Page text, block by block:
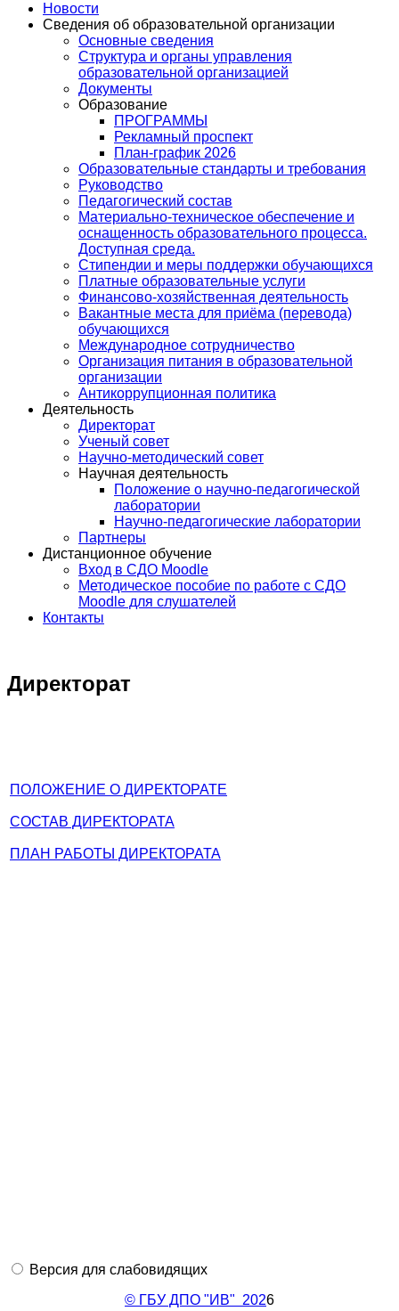
Новости
Сведения об образовательной организации
Основные сведения
Структура и органы управления
образовательной организацией
Документы
Образование
ПРОГРАММЫ
Рекламный проспект
План-график 2026
Образовательные стандарты и требования
Руководство
Педагогический состав
Материально-техническое обеспечение и
оснащенность образовательного процесса.
Доступная среда.
Стипендии и меры поддержки обучающихся
Платные образовательные услуги
Финансово-хозяйственная деятельность
Вакантные места для приёма (перевода)
обучающихся
Международное сотрудничество
Организация питания в образовательной
организации
Антикоррупционная политика
Деятельность
Директорат
Ученый совет
Научно-методический совет
Научная деятельность
Положение о научно-педагогической
лаборатории
Научно-педагогические лаборатории
Партнеры
Дистанционное обучение
Вход в СДО Moodle
Методическое пособие по работе с СДО
Moodle для слушателей
Контакты
Директорат
ПОЛОЖЕНИЕ О ДИРЕКТОРАТЕ
СОСТАВ ДИРЕКТОРАТА
ПЛАН РАБОТЫ ДИРЕКТОРАТА
Версия для слабовидящих
© ГБУ ДПО "ИВ" 2026